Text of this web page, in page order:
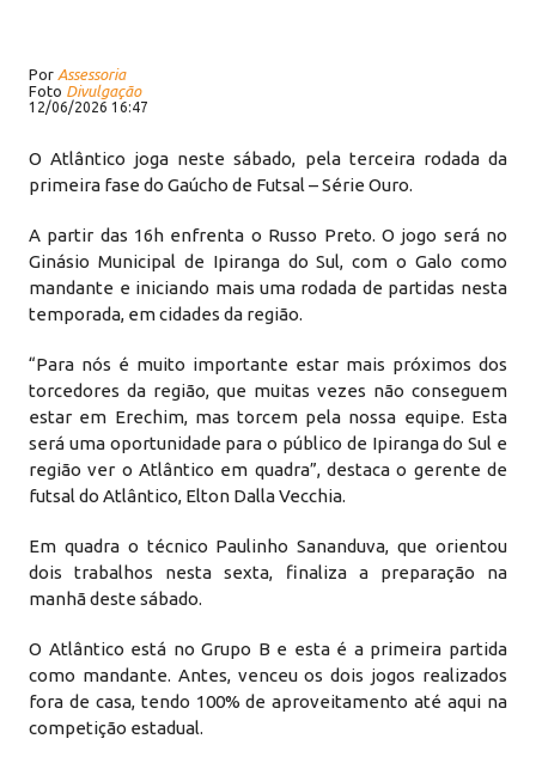
Por Assessoria
Foto Divulgação
12/06/2026 16:47
O Atlântico joga neste sábado, pela terceira rodada da
primeira fase do Gaúcho de Futsal – Série Ouro.
A partir das 16h enfrenta o Russo Preto. O jogo será no
Ginásio Municipal de Ipiranga do Sul, com o Galo como
mandante e iniciando mais uma rodada de partidas nesta
temporada, em cidades da região.
“Para nós é muito importante estar mais próximos dos
torcedores da região, que muitas vezes não conseguem
estar em Erechim, mas torcem pela nossa equipe. Esta
será uma oportunidade para o público de Ipiranga do Sul e
região ver o Atlântico em quadra”, destaca o gerente de
futsal do Atlântico, Elton Dalla Vecchia.
Em quadra o técnico Paulinho Sananduva, que orientou
dois trabalhos nesta sexta, finaliza a preparação na
manhã deste sábado.
O Atlântico está no Grupo B e esta é a primeira partida
como mandante. Antes, venceu os dois jogos realizados
fora de casa, tendo 100% de aproveitamento até aqui na
competição estadual.